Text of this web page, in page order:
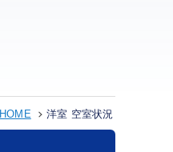
HOME 洋室 空室状況